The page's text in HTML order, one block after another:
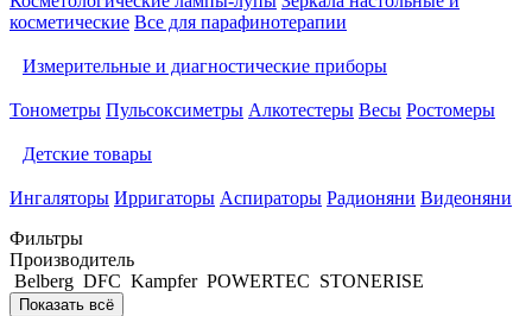
косметические Все для парафинотерапии
Измерительные и диагностические приборы
Тонометры Пульсоксиметры Алкотестеры Весы Ростомеры
Детские товары
Ингаляторы Ирригаторы Аспираторы Радионяни Видеоняни
Фильтры
Производитель
Belberg DFC Kampfer POWERTEC STONERISE
Показать всё